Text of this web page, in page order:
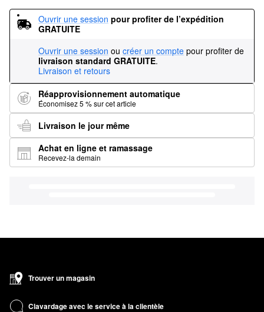
Ouvrir une session pour profiter de l’expédition
GRATUITE
Ouvrir une session ou créer un compte pour profiter de
livraison standard GRATUITE.
Livraison et retours
Réapprovisionnement automatique
Économisez 5 % sur cet article
Livraison le jour même
Achat en ligne et ramassage
Recevez-la demain
Trouver un magasin
Clavardage avec le service à la clientèle